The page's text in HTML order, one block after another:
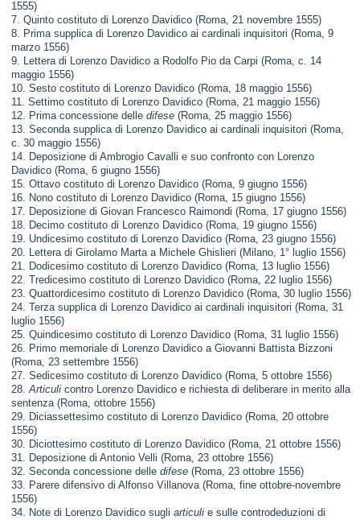
1555)
7. Quinto costituto di Lorenzo Davidico (Roma, 21 novembre 1555)
8. Prima supplica di Lorenzo Davidico ai cardinali inquisitori (Roma, 9
marzo 1556)
9. Lettera di Lorenzo Davidico a Rodolfo Pio da Carpi (Roma, c. 14
maggio 1556)
10. Sesto costituto di Lorenzo Davidico (Roma, 18 maggio 1556)
11. Settimo costituto di Lorenzo Davidico (Roma, 21 maggio 1556)
12. Prima concessione delledifese (Roma, 25 maggio 1556)
13. Seconda supplica di Lorenzo Davidico ai cardinali inquisitori (Roma,
c. 30 maggio 1556)
14. Deposizione di Ambrogio Cavalli e suo confronto con Lorenzo
Davidico (Roma, 6 giugno 1556)
15. Ottavo costituto di Lorenzo Davidico (Roma, 9 giugno 1556)
16. Nono costituto di Lorenzo Davidico (Roma, 15 giugno 1556)
17. Deposizione di Giovan Francesco Raimondi (Roma, 17 giugno 1556)
18. Decimo costituto di Lorenzo Davidico (Roma, 19 giugno 1556)
19. Undicesimo costituto di Lorenzo Davidico (Roma, 23 giugno 1556)
20. Lettera di Girolamo Marta a Michele Ghislieri (Milano, 1° luglio 1556)
21. Dodicesimo costituto di Lorenzo Davidico (Roma, 13 luglio 1556)
22. Tredicesimo costituto di Lorenzo Davidico (Roma, 22 luglio 1556)
23. Quattordicesimo costituto di Lorenzo Davidico (Roma, 30 luglio 1556)
24. Terza supplica di Lorenzo Davidico ai cardinali inquisitori (Roma, 31
luglio 1556)
25. Quindicesimo costituto di Lorenzo Davidico (Roma, 31 luglio 1556)
26. Primo memoriale di Lorenzo Davidico a Giovanni Battista Bizzoni
(Roma, 23 settembre 1556)
27. Sedicesimo costituto di Lorenzo Davidico (Roma, 5 ottobre 1556)
28.Articuli contro Lorenzo Davidico e richiesta di deliberare in merito alla
sentenza (Roma, ottobre 1556)
29. Diciassettesimo costituto di Lorenzo Davidico (Roma, 20 ottobre
1556)
30. Diciottesimo costituto di Lorenzo Davidico (Roma, 21 ottobre 1556)
31. Deposizione di Antonio Velli (Roma, 23 ottobre 1556)
32. Seconda concessione delledifese (Roma, 23 ottobre 1556)
33. Parere difensivo di Alfonso Villanova (Roma, fine ottobre-novembre
1556)
34. Note di Lorenzo Davidico sugliarticuli e sulle controdeduzioni di